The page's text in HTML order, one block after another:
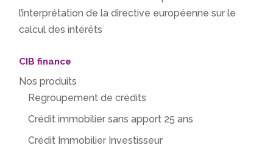
l’interprétation de la directive européenne sur le
calcul des intérêts
CIB finance
Nos produits
Regroupement de crédits
Crédit immobilier sans apport 25 ans
Crédit Immobilier Investisseur